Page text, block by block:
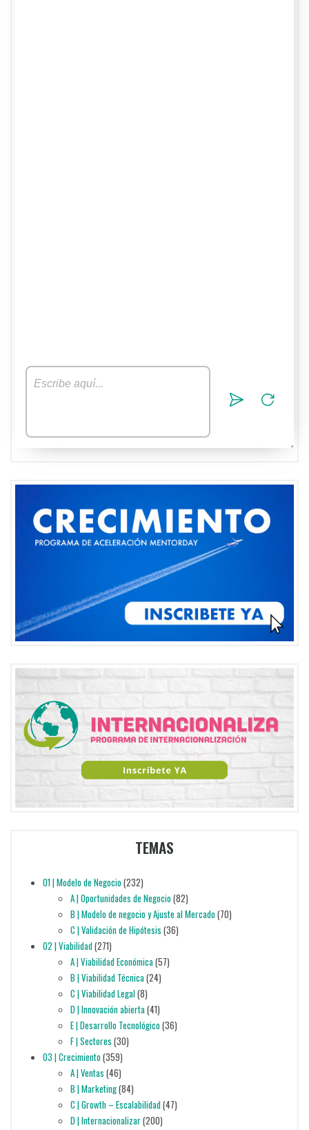
TEMAS
01 | Modelo de Negocio(232)
A | Oportunidades de Negocio(82)
B | Modelo de negocio y Ajuste al Mercado(70)
C | Validación de Hipótesis (36)
02 | Viabilidad(271)
A | Viabilidad Económica(57)
B | Viabilidad Técnica(24)
C | Viabilidad Legal(8)
D | Innovación abierta(41)
E | Desarrollo Tecnológico(36)
F | Sectores (30)
03 | Crecimiento(359)
A | Ventas (46)
B | Marketing(84)
C | Growth – Escalabilidad(47)
D | Internacionalizar(200)